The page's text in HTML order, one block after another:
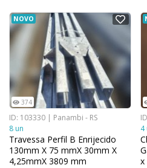
NOVO
374
ID: 103330 | Panambi - RS
8 un
Travessa Perfil B Enrijecido
130mm X 75 mmX 30mm X
4,25mmX 3809 mm
4
x